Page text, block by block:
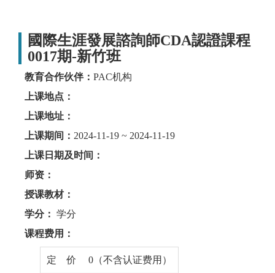
國際生涯發展諮詢師CDA認證課程
0017期-新竹班
教育合作伙伴： PAC机构
上课地点：
上课地址：
上课期间： 2024-11-19 ~ 2024-11-19
上课日期及时间：
师资：
授课教材：
学分： 学分
课程费用：
定 价 0（不含认证费用）